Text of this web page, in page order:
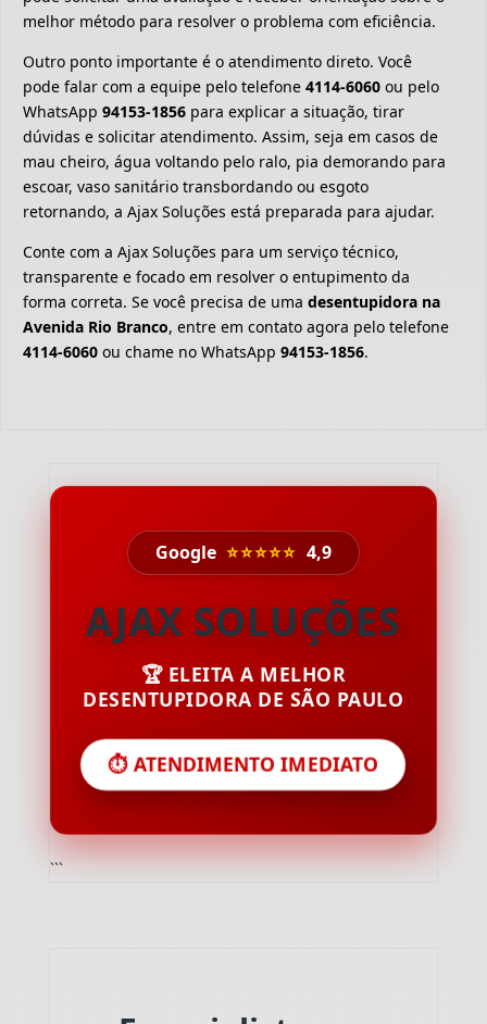
melhor método para resolver o problema com eficiência.
Outro ponto importante é o atendimento direto. Você
pode falar com a equipe pelo telefone 4114-6060 ou pelo
WhatsApp 94153-1856 para explicar a situação, tirar
dúvidas e solicitar atendimento. Assim, seja em casos de
mau cheiro, água voltando pelo ralo, pia demorando para
escoar, vaso sanitário transbordando ou esgoto
retornando, a Ajax Soluções está preparada para ajudar.
Conte com a Ajax Soluções para um serviço técnico,
transparente e focado em resolver o entupimento da
forma correta. Se você precisa de uma desentupidora na
Avenida Rio Branco, entre em contato agora pelo telefone
4114-6060 ou chame no WhatsApp 94153-1856.
Google ⭐⭐⭐⭐⭐ 4,9
AJAX SOLUÇÕES
🏆 ELEITA A MELHOR
DESENTUPIDORA DE SÃO PAULO
⏱️ ATENDIMENTO IMEDIATO
```